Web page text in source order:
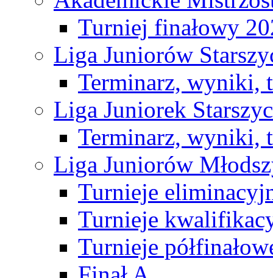
Turniej finałowy
Liga Juniorów
Terminarz, wyniki,
Liga Juniorek
Terminarz, wyniki,
Liga Juniorów
Turnieje
Turnieje
Turnieje